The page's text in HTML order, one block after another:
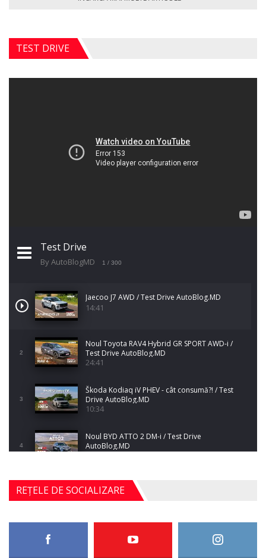
TEST DRIVE
Test Drive
By AutoBlogMD 1 / 300
Jaecoo J7 AWD / Test Drive AutoBlog.MD
14:41
2
Noul Toyota RAV4 Hybrid GR SPORT AWD-i /
Test Drive AutoBlog.MD
24:41
3
Škoda Kodiaq iV PHEV - cât consumă?! / Test
Drive AutoBlog.MD
10:34
4
Noul BYD ATTO 2 DM-i / Test Drive
AutoBlog.MD
17:35
5
Noul Mercedes-Benz S-Class facelift (S 580
4MATIC V223) / Test Drive AutoBlog.MD
27:33
REȚELE DE SOCIALIZARE